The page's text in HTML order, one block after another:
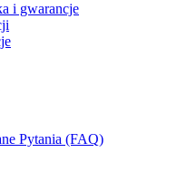
i gwarancje
Pytania (FAQ)